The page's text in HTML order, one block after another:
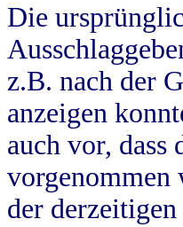
Die
z.B. nach der
anzeigen
auch vor,
vorgenommen
der